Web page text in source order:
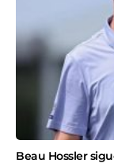
Beau Hossler